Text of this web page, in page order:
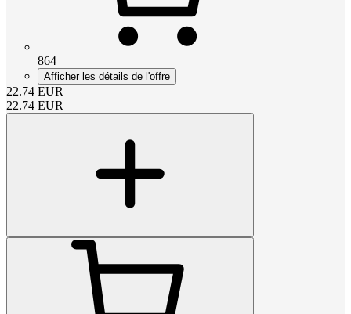
864
Afficher les détails de l'offre
22.74 EUR
22.74 EUR